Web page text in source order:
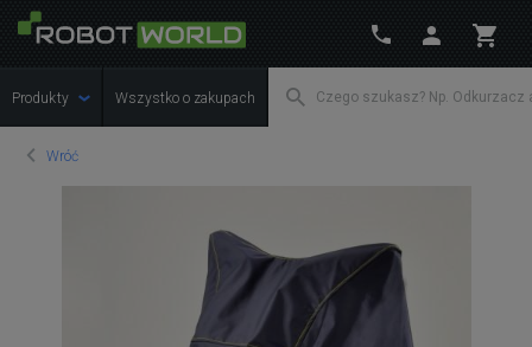
Produkty Wszystko o zakupach
Wróć